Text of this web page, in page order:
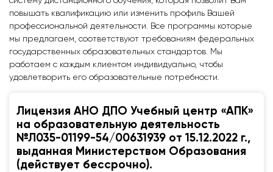
повышать квалификацию или изменить профиль Вашей
профессиональной деятельности. Все программы которые
мы предлагаем, соответствуют требованиям федеральных
государственных образовательных стандартов. Мы
работаем с каждым клиентом индивидуально, чтобы
удовлетворить его образовательные потребности.
Лицензия АНО ДПО Учебный центр «АПК»
на образовательную деятельность
№Л035-01199-54/00631939 от 15.12.2022 г.,
выданная Министерством Образования
(действует бессрочно).